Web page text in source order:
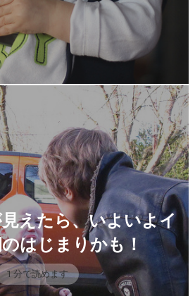
えたら、いよいよイ
はじまりかも！
1 分で読めます